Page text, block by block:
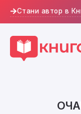
Стани автор в